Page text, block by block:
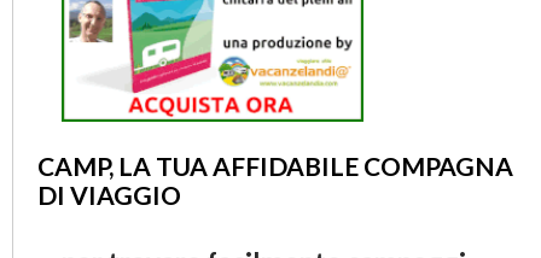
CAMP, LA TUA AFFIDABILE COMPAGNA
DI VIAGGIO